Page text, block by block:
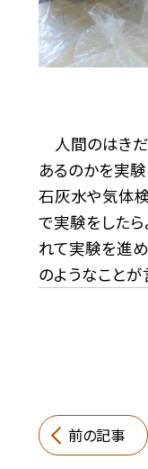
人間のはき
あるのかを実
石灰水や気体
で実験をした
れて実験を進
のようなことが
前の記事